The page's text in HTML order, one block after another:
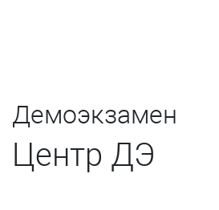
Демоэкзамен
Центр ДЭ